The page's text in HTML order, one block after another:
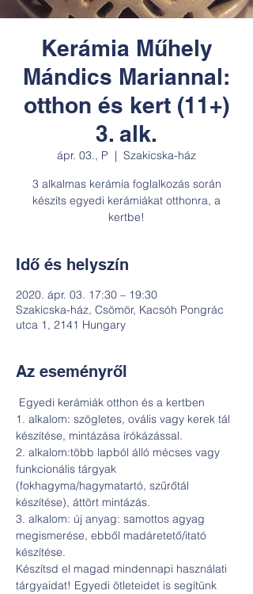
Kerámia Műhely
Mándics Mariannal:
otthon és kert (11+)
3. alk.
ápr. 03., P
  |
Szakicska-ház
3 alkalmas kerámia foglalkozás során
készíts egyedi kerámiákat otthonra, a
kertbe!
Idő és helyszín
2020. ápr. 03. 17:30 – 19:30
Szakicska-ház, Csömör, Kacsóh Pongrác
utca 1, 2141 Hungary
Az eseményről
Egyedi kerámiák otthon és a kertben
1. alkalom: szögletes, ovális vagy kerek tál
készítése, mintázása írókázással.
2. alkalom:több lapból álló mécses vagy
funkcionális tárgyak
(fokhagyma/hagymatartó, szűrőtál
készítése), áttört mintázás.
3. alkalom: új anyag: samottos agyag
megismerése, ebből madáretető/itató
készítése.
Készítsd el magad mindennapi használati
tárgyaidat! Egyedi ötleteidet is segítünk